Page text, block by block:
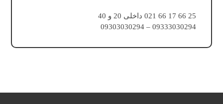
25 66 17 66 021 داخلی 20 و 40
09333030294 – 09303030294